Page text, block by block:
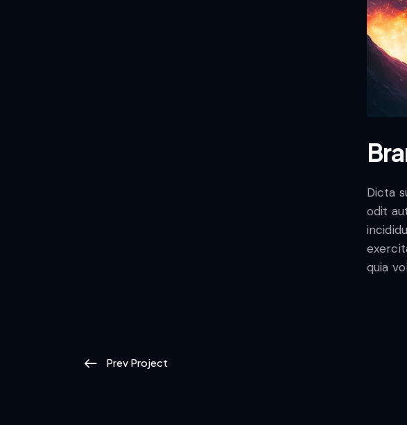
Dicta
odit
quia
Prev Project